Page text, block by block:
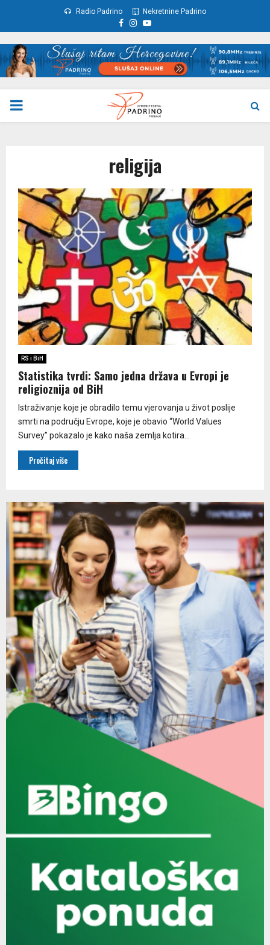
Radio Padrino Nekretnine Padrino
Facebook
Instagram
Youtube
PRIMARY
religija
RS i BiH
Statistika tvrdi: Samo jedna država u Evropi je
religioznija od BiH
Istraživanje koje je obradilo temu vjerovanja u život poslije
smrti na području Evrope, koje je obavio “World Values
Survey” pokazalo je kako naša zemlja kotira...
Pročitaj više